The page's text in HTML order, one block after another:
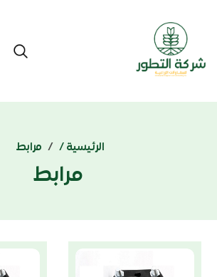
الرئيسية / مرابط
مرابط